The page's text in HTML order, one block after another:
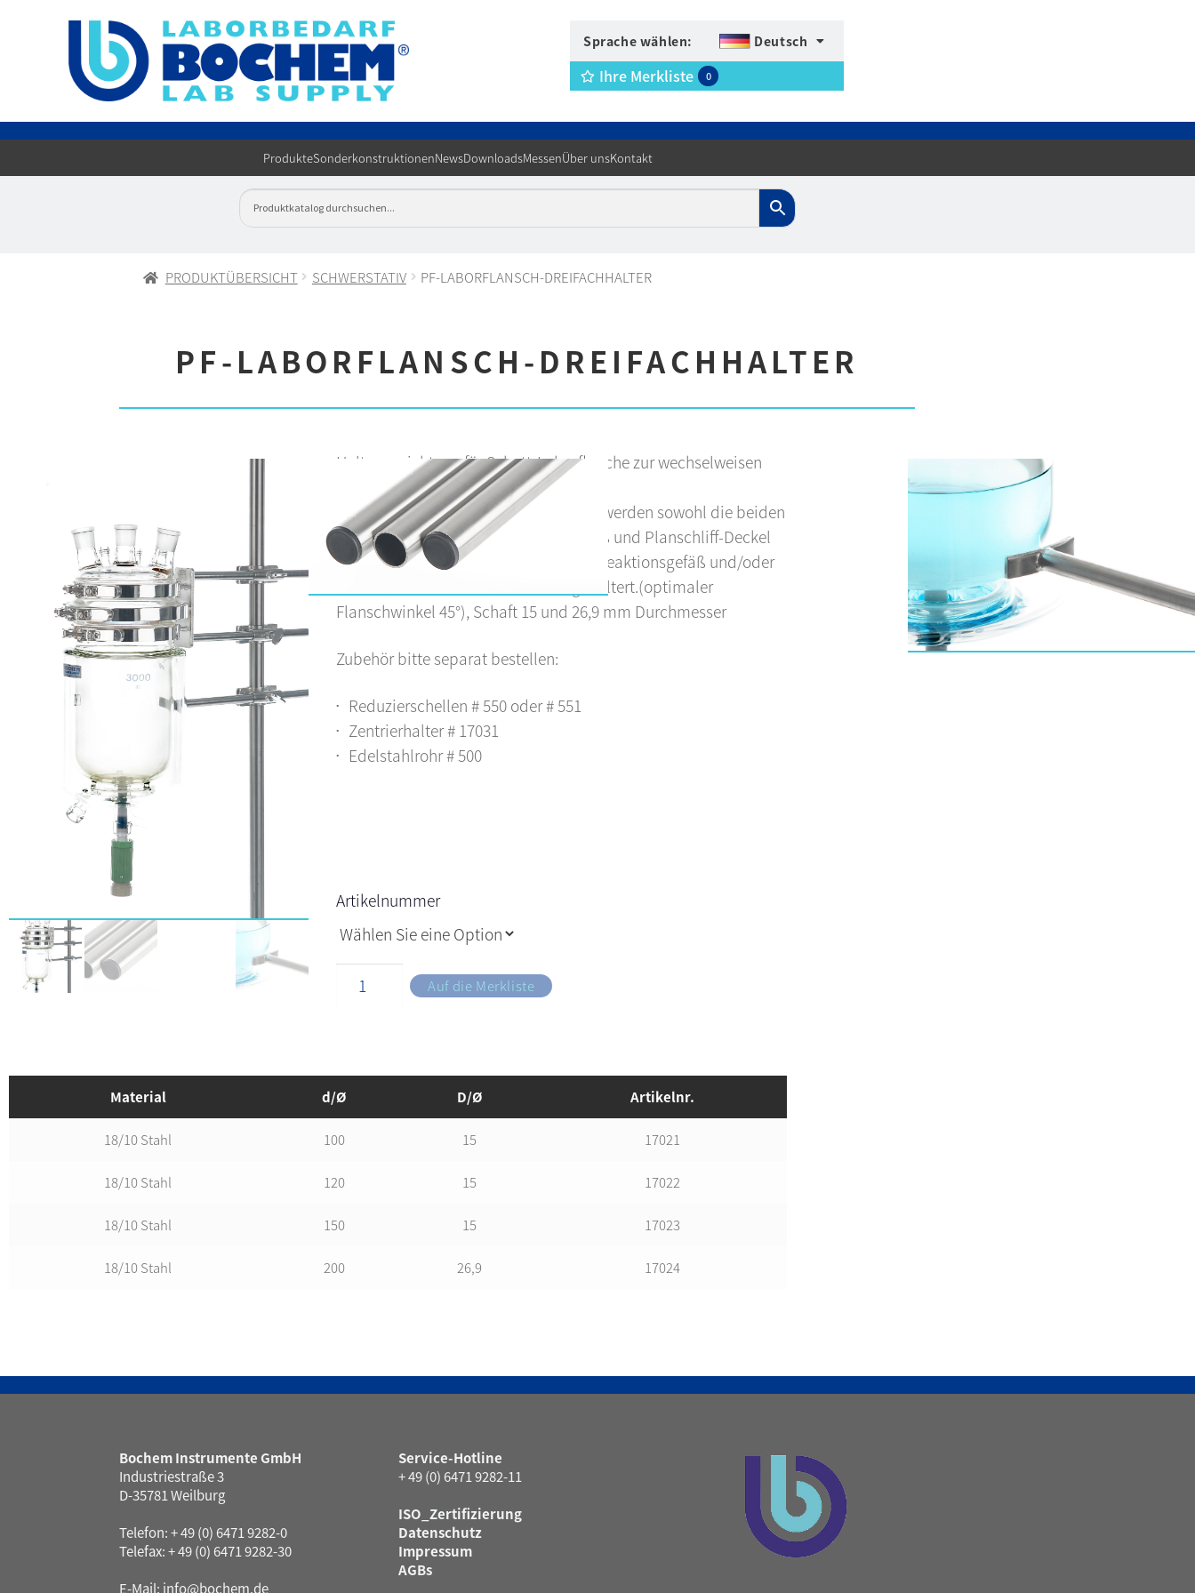
Sprache wählen: Deutsch
Ihre Merkliste 0
ProdukteSonderkonstruktionenNewsDownloadsMessenÜber unsKontakt
PRODUKTÜBERSICHT SCHWERSTATIV PF-LABORFLANSCH-DREIFACHHALTER
PF-LABORFLANSCH-DREIFACHHALTER
Haltervorrichtung für Schott-Laborflanche zur wechselweisen
Abnahme von Gefäss und Deckel.
Mit diesem Spezial-Schnellverschluss werden sowohl die beiden
Laborplanflansche von Reaktionsgefäß und Planschliff-Deckel
miteinander verbunden als auch das Reaktionsgefäß und/oder
der Planschliff-Deckel individuell gehaltert.(optimaler
Flanschwinkel 45°), Schaft 15 und 26,9 mm Durchmesser
Zubehör bitte separat bestellen:
Reduzierschellen # 550 oder # 551
Zentrierhalter # 17031
Edelstahlrohr # 500
Artikelnummer
Auf die Merkliste
Material d/Ø D/Ø Artikelnr.
18/10 Stahl 100 15 17021
18/10 Stahl 120 15 17022
18/10 Stahl 150 15 17023
18/10 Stahl 200 26,9 17024
Bochem Instrumente GmbH
Industriestraße 3
D-35781 Weilburg
Telefon: + 49 (0) 6471 9282-0
Telefax: + 49 (0) 6471 9282-30
E-Mail: info@bochem.de
Service-Hotline
+ 49 (0) 6471 9282-11
ISO_Zertifizierung
Datenschutz
Impressum
AGBs